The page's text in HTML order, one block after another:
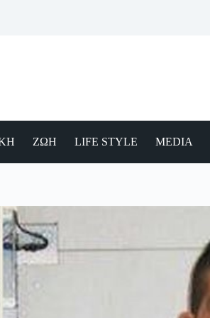
ΖΩΗ LIFE STYLE MEDIA